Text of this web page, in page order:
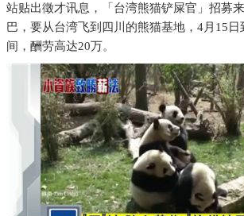
站贴出徵才讯息，「台湾熊猫铲屎官」招募
巴，要从台湾飞到四川的熊猫基地，4月15
间，酬劳高达20万。